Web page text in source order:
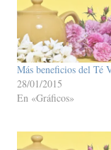
Más beneficios del Té
28/01/2015
En «Gráficos»